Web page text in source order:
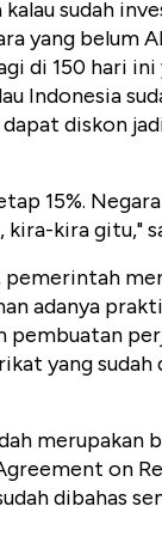
sudah
yang belum
di 150 hari ini
Indonesia
diskon jadi
15%.
kira-kira gitu,"
pemerintah
adanya
pembuatan
yang sudah
merupakan
on
dibahas